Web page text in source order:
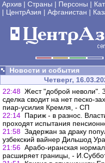
Архив | Страны | Персоны |
| ЦентрАзия | Афганистан |
Новости и события
Четверг,
22:48 Жест "доброй неволи".
сделка сводит на нет песко-
пиар-усилия Кремля, - СП
22:14 Париж - в разнос.
проходят испытания
21:58 Задержан за драку
узбекский вайнер Дильшод
21:56 Арабо-иранская
расширяет границы, -